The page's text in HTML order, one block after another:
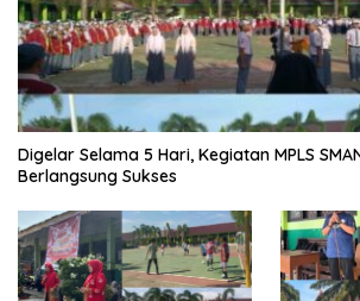
Digelar Selama 5 Hari, Kegiatan MPLS
Berlangsung Sukses